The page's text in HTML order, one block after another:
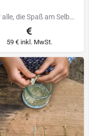
Angela´s kreative Wildpflanzenküche Für alle, die Spaß am Selbermachen haben und einen Einblick in die…
59 € inkl. MwSt.